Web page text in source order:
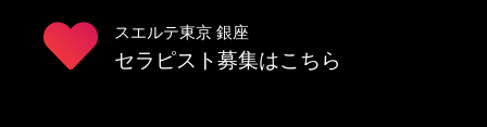
スエルテ東京 銀座
セラピスト募集はこちら